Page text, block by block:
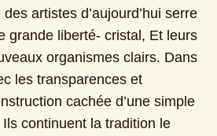
artistes d’aujourd’hui serre
grande liberté- cristal, Et leurs
organismes clairs. Dans
les transparences et
cachée d’une simple
continuent la tradition le